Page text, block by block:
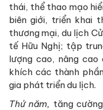
thái, thể thao mạo
biên giới, triển khai
thương mại, du lịch
tế Hữu Nghị; tập
lượng cao, nâng
khích các thành
gia phát triển du lịch.
Thứ năm, tăng